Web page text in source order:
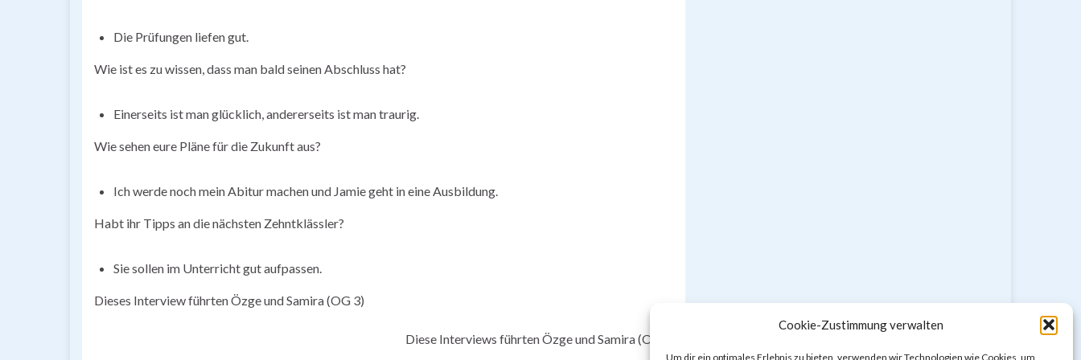
Cookie-Zustimmung verwalten
Um dir ein optimales Erlebnis zu bieten, verwenden wir Technologien wie Cookies, um
Die Prüfungen liefen gut.
Wie ist es zu wissen, dass man bald seinen Abschluss hat?
Einerseits ist man glücklich, andererseits ist man traurig.
Wie sehen eure Pläne für die Zukunft aus?
Ich werde noch mein Abitur machen und Jamie geht in eine Ausbildung.
Habt ihr Tipps an die nächsten Zehntklässler?
Sie sollen im Unterricht gut aufpassen.
Dieses Interview führten Özge und Samira (OG 3)
Diese Interviews führten Özge und Samira (OG3)